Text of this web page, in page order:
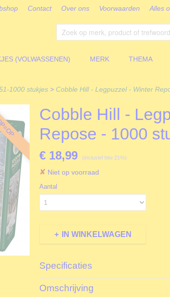
Contact Over ons Voorwaarden Alles
(VOLWASSENEN) MERK THEMA
1000 stukjes > Cobble Hill - Legpuzzel - Winter
Cobble Hill -
Repose - 1000
€ 18,99 (inclusief btw 21%)
✘ Niet op voorraad
Aantal
IN WINKELWAGEN
Specificaties
Productcode
EAN code
Omschrijving